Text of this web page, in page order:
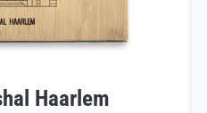
Haarlem